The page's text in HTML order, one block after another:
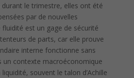
le trimestre, elles ont été
par de nouvelles
est un gage de sécurité
de parts, car elle prouve
interne fonctionne sans
un contexte macroéconomique
souvent le talon d’Achille